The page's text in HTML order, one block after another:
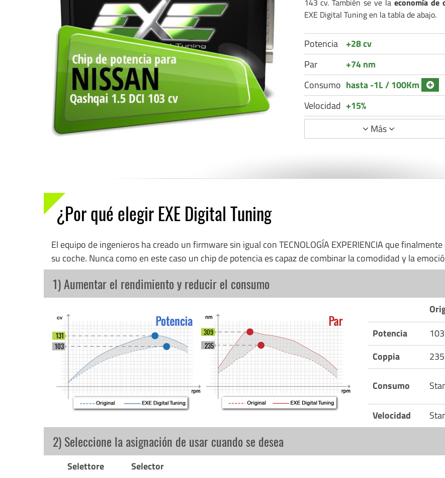
143 cv. También se ve laeconomía
EXE Digital Tuning en la tabla de abajo.
Potencia
+28 cv
Par
+74 nm
Consumo hasta -1L / 100Km
Velocidad +15%
Más
¿Por qué elegir EXE Digital Tuning
El equipo de ingenieros ha creado un firmware sin igual con TECNOLOGÍA EXPERIENCIA que
su coche. Nunca como en este caso un chip de potencia es capaz de combinar la comodidad y la
1) Aumentar el rendimiento y reducir el consumo
Potencia
Coppia
Consumo
Velocidad
103
131
235
309
2) Seleccione la asignación de usar cuando se desea
Selettore Selector